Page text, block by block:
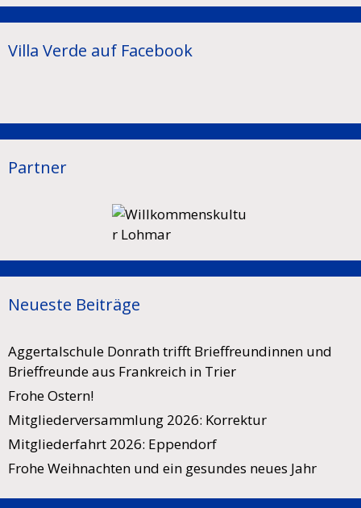
Villa Verde auf Facebook
Partner
Neueste Beiträge
Aggertalschule Donrath trifft Brieffreundinnen und
Brieffreunde aus Frankreich in Trier
Frohe Ostern!
Mitgliederversammlung 2026: Korrektur
Mitgliederfahrt 2026: Eppendorf
Frohe Weihnachten und ein gesundes neues Jahr